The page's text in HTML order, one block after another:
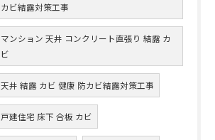
カビ結露対策工事
マンション 天井 コンクリート直張り 結露 カ
ビ
天井 結露 カビ 健康 防カビ結露対策工事
戸建住宅 床下 合板 カビ